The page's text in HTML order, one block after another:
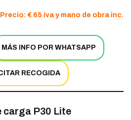
Precio: € 65 iva y mano de obra inc.
MÁS INFO POR WHATSAPP
RECOGIDA
carga P30 Lite